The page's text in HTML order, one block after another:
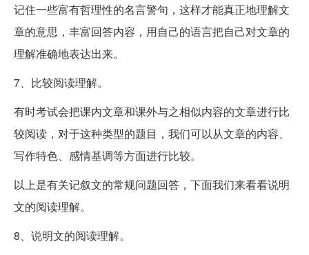
记住一些富有哲理性的名言警句，这样才能真正地理解文
章的意思，丰富回答内容，用自己的语言把自己对文章的
理解准确地表达出来。
7、比较阅读理解。
有时考试会把课内文章和课外与之相似内容的文章进行比
较阅读，对于这种类型的题目，我们可以从文章的内容、
写作特色、感情基调等方面进行比较。
以上是有关记叙文的常规问题回答，下面我们来看看说明
文的阅读理解。
8、说明文的阅读理解。